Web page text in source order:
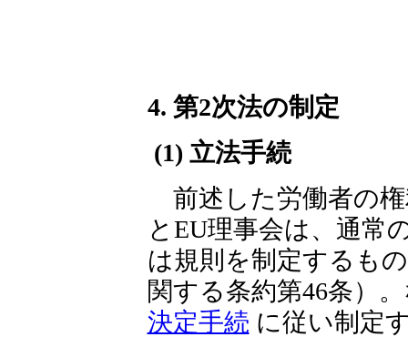
4. 第2次法の制定
(1) 立法手続
前述した労働者の
とEU理事会は、通常
は規則を制定するも
関する条約第46条）
決定手続 に従い制定